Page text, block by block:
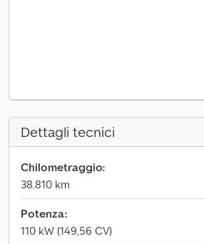
Dettagli tecnici
Chilometraggio:
38.810 km
Potenza:
110 kW (149,56 CV)